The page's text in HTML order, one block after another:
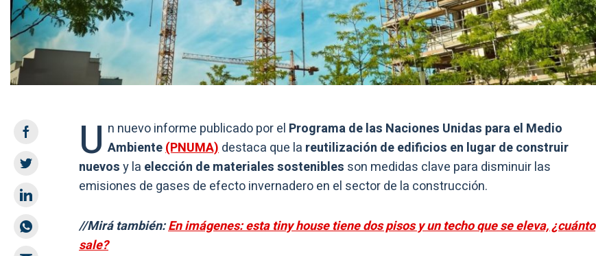
U n nuevo informe publicado por el Programa de las Naciones Unidas para el Medio
Ambiente(PNUMA)destaca que la reutilización de edificios en lugar de construir
nuevosy la elección de materiales sostenibles son medidas clave para disminuir las
emisiones de gases de efecto invernadero en el sector de la construcción.
//Mirá también:En imágenes: esta tiny house tiene dos pisos y un techo que se eleva, ¿cuánto
sale?